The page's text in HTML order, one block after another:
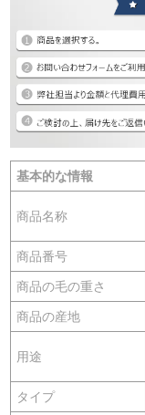
基本的な情報
商品名称
商品番号
商品の毛の重さ
商品の産地
用途
タイプ